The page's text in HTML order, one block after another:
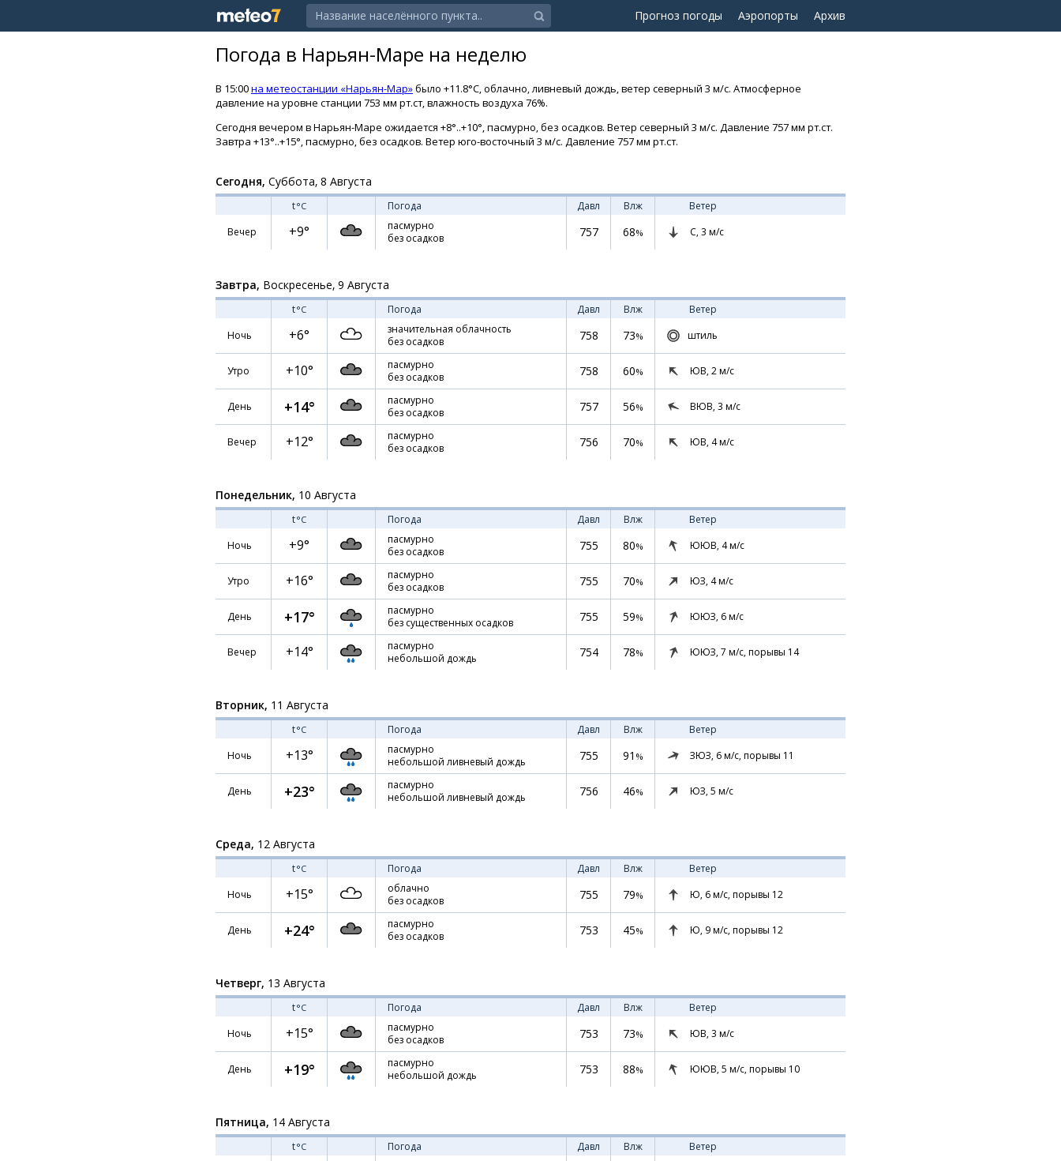
Прогноз погоды Аэропорты Архив
Погода в Нарьян-Маре на неделю
В 15:00на метеостанции «Нарьян-Мар»было +11.8°C, облачно, ливневый дождь, ветер северный 3 м/с. Атмосферное
давление на уровне станции 753 мм рт.ст, влажность воздуха 76%.
Сегодня вечером в Нарьян-Маре ожидается +8°..+10°, пасмурно, без осадков. Ветер северный 3 м/с. Давление 757 мм рт.ст.
Завтра +13°..+15°, пасмурно, без осадков. Ветер юго-восточный 3 м/с. Давление 757 мм рт.ст.
Сегодня, Суббота, 8 Августа
t°C Погода Давл Влж
Ветер
Вечер
+9°
пасмурно
без осадков
757 68% С, 3 м/с
Завтра, Воскресенье, 9 Августа
t°C Погода Давл Влж
Ветер
Ночь
+6°
значительная облачность
без осадков
758 73% штиль
Утро +10°
пасмурно
без осадков
758 60% ЮВ, 2м/с
День +14°
пасмурно
без осадков
757 56% ВЮВ, 3 м/с
Вечер +12°
пасмурно
без осадков
756 70% ЮВ, 4м/с
Понедельник, 10 Августа
t°C Погода Давл Влж
Ветер
Ночь
+9°
пасмурно
без осадков
755 80% ЮЮВ, 4м/с
Утро +16°
пасмурно
без осадков
755 70% ЮЗ, 4м/с
День +17°
пасмурно
без существенных осадков
755 59% ЮЮЗ, 6м/с
Вечер +14°
пасмурно
небольшой дождь
754 78% ЮЮЗ, 7 м/с, порывы 14
Вторник, 11 Августа
t°C Погода Давл Влж
Ветер
Ночь
+13°
пасмурно
небольшой ливневый дождь
755 91 % ЗЮЗ, 6м/с, порывы 11
День +23°
пасмурно
небольшой ливневый дождь
756 46% ЮЗ, 5 м/с
Среда, 12 Августа
t°C Погода Давл Влж
Ветер
Ночь
+15°
облачно
без осадков
755 79% Ю, 6м/с, порывы 12
День +24°
пасмурно
без осадков
753 45% Ю, 9м/с, порывы 12
Четверг, 13 Августа
t°C Погода Давл Влж
Ветер
Ночь
+15°
пасмурно
без осадков
753 73% ЮВ, 3 м/с
День +19°
пасмурно
небольшой дождь
753 88% ЮЮВ, 5 м/с, порывы 10
Пятница, 14 Августа
t°C Погода Давл Влж
Ветер